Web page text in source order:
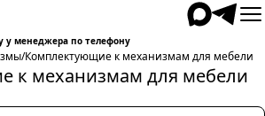
у менеджера по телефону
/Комплектующие к механизмам для мебели
к механизмам для мебели